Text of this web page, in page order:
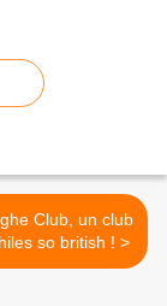
Club, un club
de bibliophiles so british ! >